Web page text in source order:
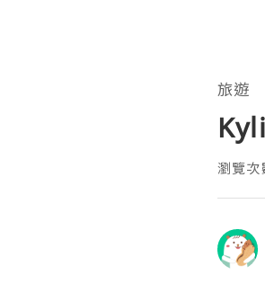
旅遊
瀏覽次